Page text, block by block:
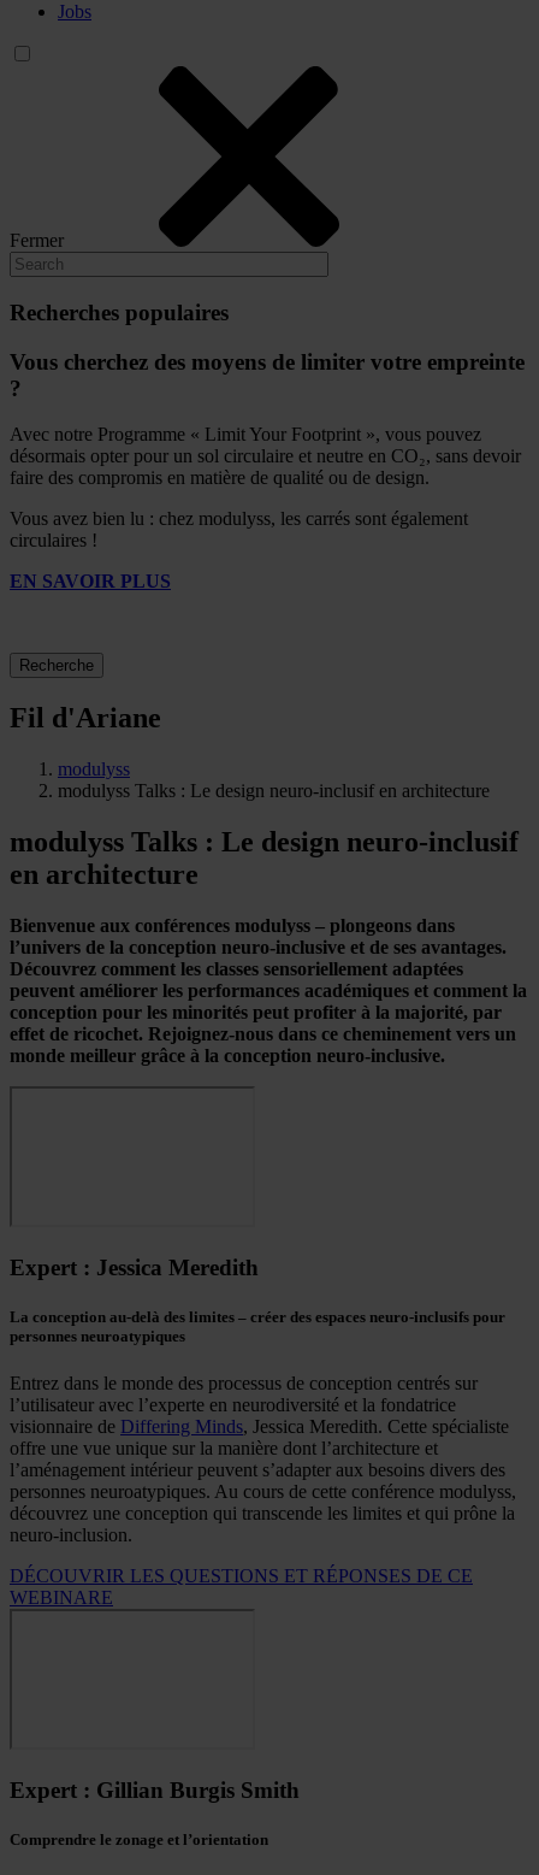
Jobs
Fermer
Recherches populaires
Vous cherchez des moyens de limiter votre empreinte
?
Avec notre Programme « Limit Your Footprint », vous pouvez
désormais opter pour un sol circulaire et neutre en CO₂, sans devoir
faire des compromis en matière de qualité ou de design.
Vous avez bien lu : chez modulyss, les carrés sont également
circulaires !
EN SAVOIR PLUS
Recherche
Fil d'Ariane
modulyss
modulyss Talks : Le design neuro-inclusif en architecture
modulyss Talks : Le design neuro-inclusif
en architecture
Bienvenue aux conférences modulyss – plongeons dans
l’univers de la conception neuro-inclusive et de ses avantages.
Découvrez comment les classes sensoriellement adaptées
peuvent améliorer les performances académiques et comment la
conception pour les minorités peut profiter à la majorité, par
effet de ricochet. Rejoignez-nous dans ce cheminement vers un
monde meilleur grâce à la conception neuro-inclusive.
Expert : Jessica Meredith
La conception au-delà des limites – créer des espaces neuro-inclusifs pour
personnes neuroatypiques
Entrez dans le monde des processus de conception centrés sur
l’utilisateur avec l’experte en neurodiversité et la fondatrice
visionnaire de Differing Minds, Jessica Meredith. Cette spécialiste
offre une vue unique sur la manière dont l’architecture et
l’aménagement intérieur peuvent s’adapter aux besoins divers des
personnes neuroatypiques. Au cours de cette conférence modulyss,
découvrez une conception qui transcende les limites et qui prône la
neuro-inclusion.
DÉCOUVRIR LES QUESTIONS ET RÉPONSES DE CE
WEBINARE
Expert : Gillian Burgis Smith
Comprendre le zonage et l’orientation